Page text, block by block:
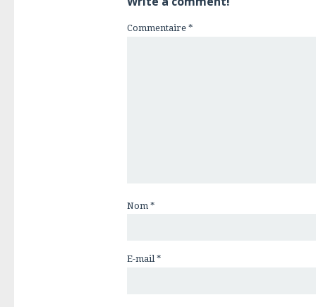
Commentaire *
Nom *
E-mail*